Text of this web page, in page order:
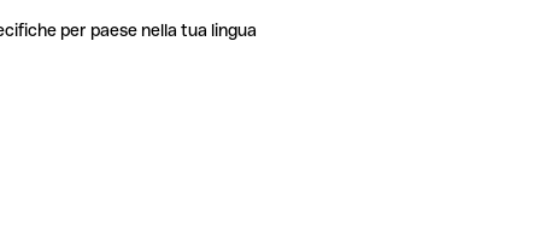
per paese nella tua lingua